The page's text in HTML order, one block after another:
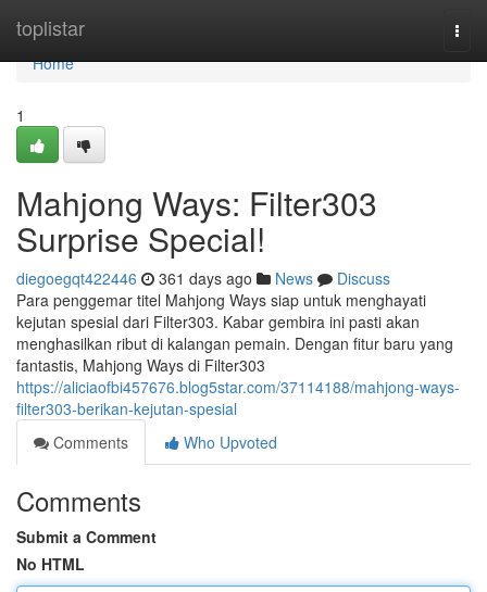
toplistar
Home
Home
1
Mahjong Ways: Filter303
Surprise Special!
diegoegqt422446 361 days ago News
Discuss
Para penggemar titel Mahjong Ways siap untuk menghayati
kejutan spesial dari Filter303. Kabar gembira ini pasti akan
menghasilkan ribut di kalangan pemain. Dengan fitur baru yang
fantastis, Mahjong Ways di Filter303
https://aliciaofbi457676.blog5star.com/37114188/mahjong-ways-
filter303-berikan-kejutan-spesial
Comments
Who Upvoted
Comments
Submit a Comment
No HTML